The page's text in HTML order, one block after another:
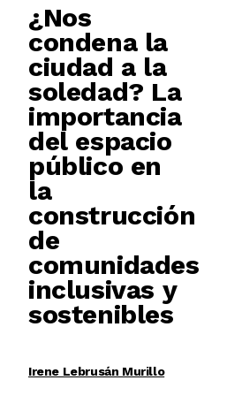
¿Nos
condena la
ciudad a la
soledad? La
importancia
del espacio
público en
la
construcción
de
comunidades
inclusivas y
sostenibles
Irene Lebrusán Murillo